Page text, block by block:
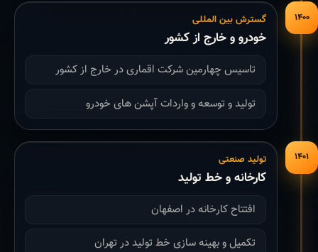
۱۴۰۰ گسترش بین المللی
خودرو و خارج از کشور
تاسیس چهارمین شرکت اقماری در خارج از کشور
تولید و توسعه و واردات آپشن های خودرو
۱۴۰۱ تولید صنعتی
کارخانه و خط تولید
افتتاح کارخانه در اصفهان
تکمیل و بهینه سازی خط تولید در تهران